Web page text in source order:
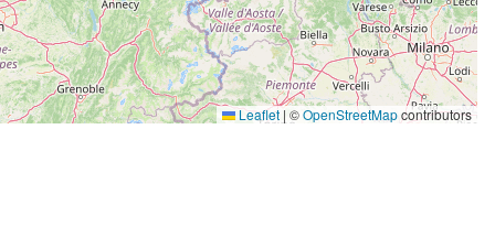
Leaflet | ©OpenStreetMapcontributors